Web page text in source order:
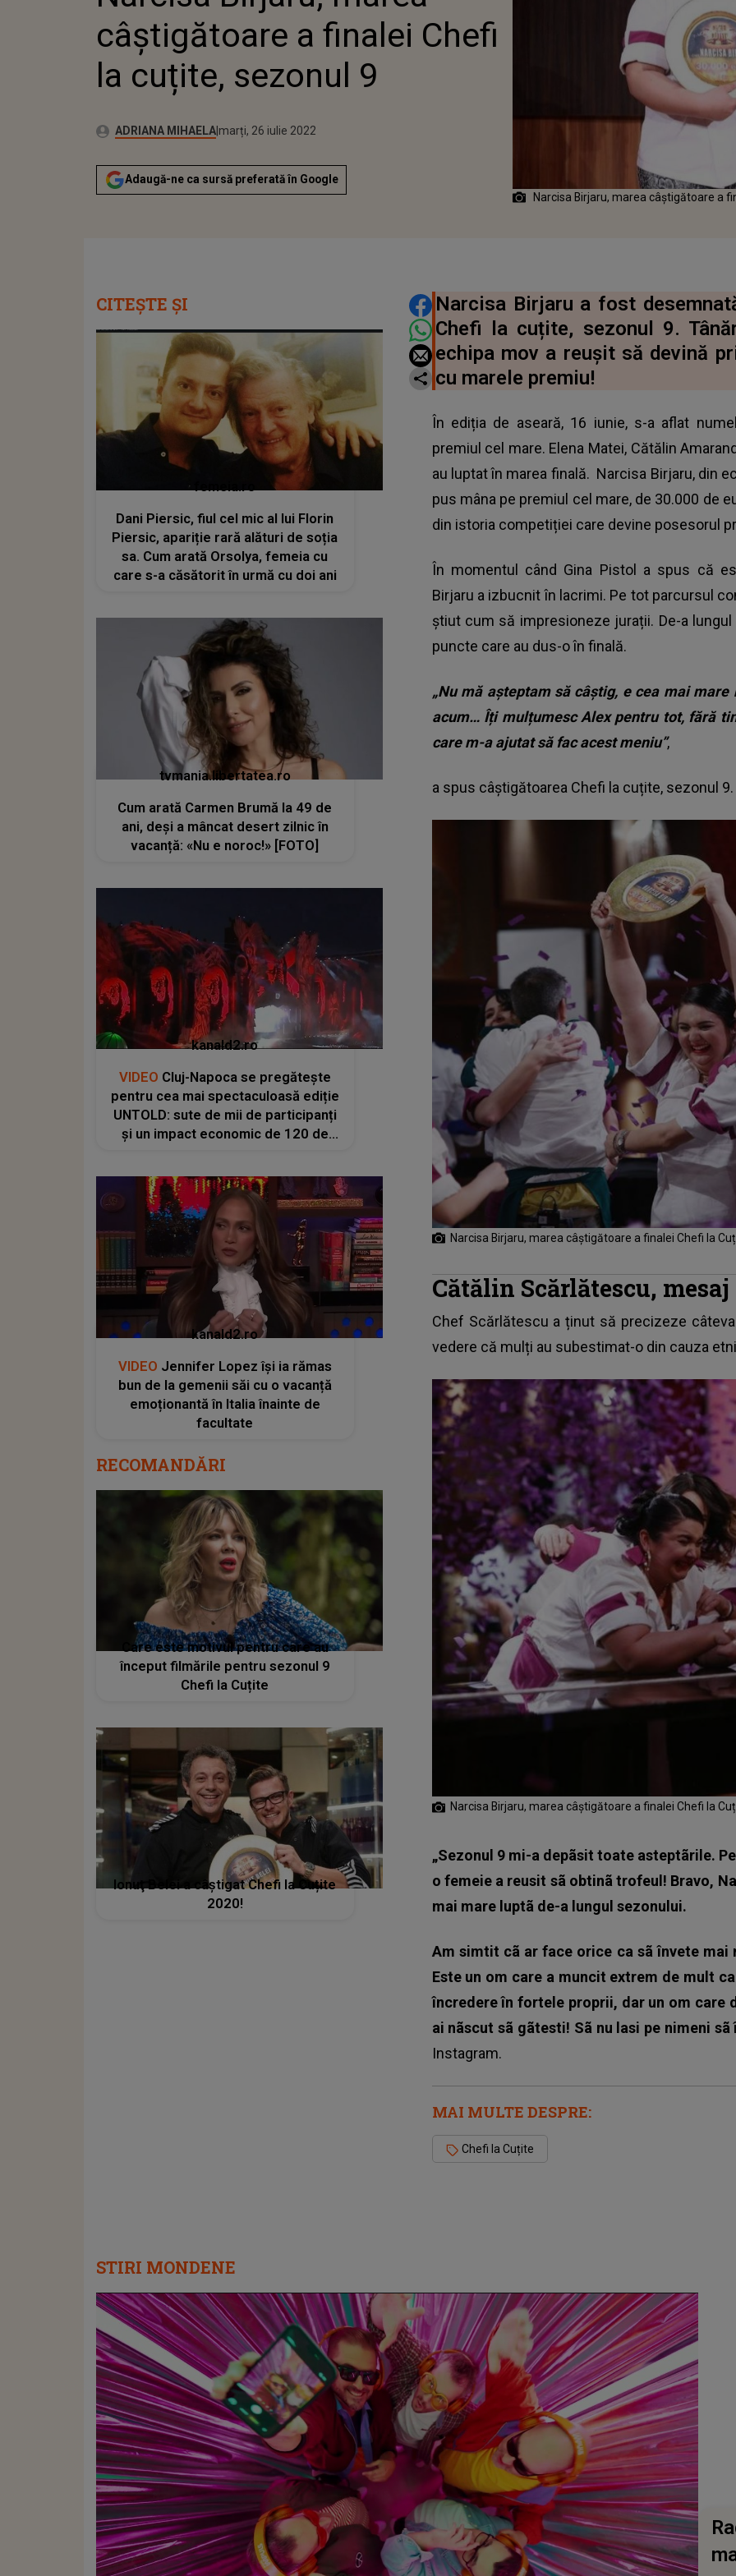
câștigătoare a finalei Chefi
la cuțite, sezonul 9
Autor:ADRIANA MIHAELAPublicat:
joi, 17 iunie 2021
Actualizat:
marți, 26 iulie 2022
Adaugă-ne ca sursă preferată în Google
Narcisa Birjaru, marea câștigătoare a
DISTRIBUIE ARTICOLUL
Narcisa Birjaru a fost
Chefi la cuțite, sezonul 9.
echipa mov a reușit să devină
cu marele premiu!
În ediția de aseară, 16 iunie, s-a aflat
premiul cel mare. Elena Matei, Cătălin
au luptat în marea finală. Narcisa Birjaru, din
pus mâna pe premiul cel mare, de 30.000 de
din istoria competiției care devine posesorul
În momentul când Gina Pistol a spus că
Birjaru a izbucnit în lacrimi. Pe tot parcursul
știut cum să impresioneze jurații. De-a
puncte care au dus-o în finală.
„Nu mă așteptam să câștig, e cea mai
acum… Îți mulțumesc Alex pentru tot, fără
care m-a ajutat să fac acest meniu”,
a spus câștigătoarea Chefi la cuțite, sezonul 9.
Narcisa Birjaru, marea câștigătoare a finalei Chefi la
Cătălin Scărlătescu,
Chef Scărlătescu a ținut să precizeze
vedere că mulți au subestimat-o din cauza
Narcisa Birjaru, marea câștigătoare a finalei Chefi la
„Sezonul 9 mi-a depãsit toate asteptãrile.
o femeie a reusit sã obtinã trofeul! Bravo,
mai mare luptã de-a lungul sezonului.
Am simtit cã ar face orice ca sã învete mai
Este un om care a muncit extrem de mult
încredere în fortele proprii, dar un om care
ai nãscut sã gãtesti! Sã nu lasi pe nimeni sã
Instagram.
MAI MULTE DESPRE:
Chefi la Cuțite
CITEȘTE ȘI
femeia.ro
Dani Piersic, fiul cel mic al lui Florin
Piersic, apariție rară alături de soția
sa. Cum arată Orsolya, femeia cu
care s-a căsătorit în urmă cu doi ani
tvmania.libertatea.ro
Cum arată Carmen Brumă la 49 de
ani, deși a mâncat desert zilnic în
vacanță: «Nu e noroc!» [FOTO]
kanald2.ro
VIDEO Cluj-Napoca se pregătește
pentru cea mai spectaculoasă ediție
UNTOLD: sute de mii de participanți
și un impact economic de 120 de
kanald2.ro
VIDEO Jennifer Lopez își ia rămas
bun de la gemenii săi cu o vacanță
emoționantă în Italia înainte de
facultate
RECOMANDĂRI
Care este motivul pentru care au
început filmările pentru sezonul 9
Chefi la Cuțite
Ionuţ Belei a câștigat Chefi la Cuțite
2020!
STIRI MONDENE